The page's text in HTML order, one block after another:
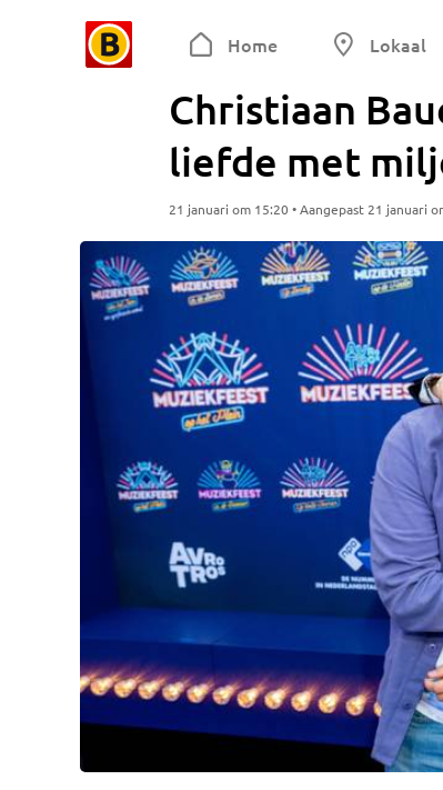
Home Lokaal
Christiaan
liefde met
21 januari om 15:20 • Aangepast 21 januari